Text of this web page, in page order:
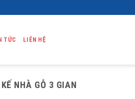
TỨC LIÊN HỆ
NHÀ GỖ 3 GIAN